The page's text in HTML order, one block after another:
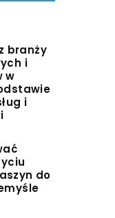
branży
i
w
i
do